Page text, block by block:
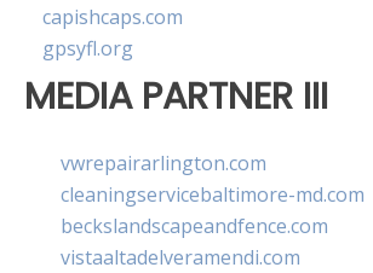
capishcaps.com
gpsyfl.org
MEDIA PARTNER III
vwrepairarlington.com
cleaningservicebaltimore-md.com
beckslandscapeandfence.com
vistaaltadelveramendi.com